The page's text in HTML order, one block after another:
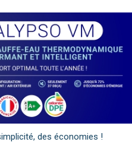
des économies !